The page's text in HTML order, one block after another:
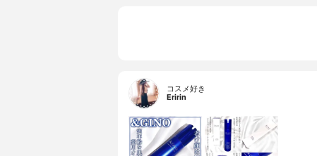
コスメ好き
Eririn